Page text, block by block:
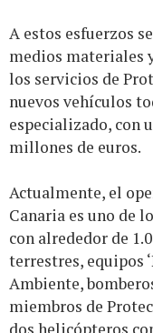
A estos esfuerzos
medios materiales
los servicios de
nuevos vehículos
especializado, con
millones de euros.
Actualmente, el
Canaria es uno de
con alrededor de
terrestres, equipos
Ambiente,
miembros de